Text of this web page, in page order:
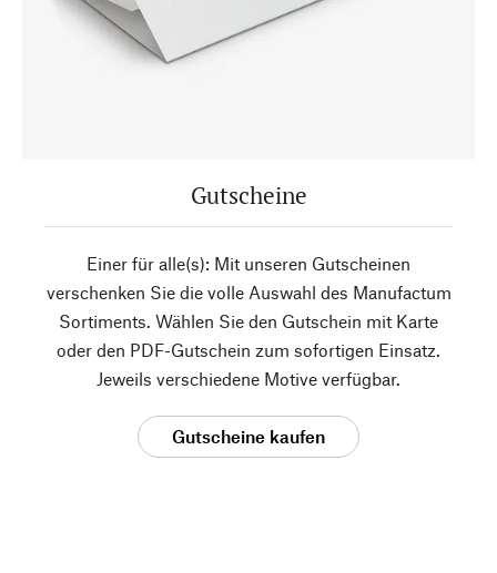
Gutscheine
Einer für alle(s): Mit unseren Gutscheinen
verschenken Sie die volle Auswahl des Manufactum
Sortiments. Wählen Sie den Gutschein mit Karte
oder den PDF-Gutschein zum sofortigen Einsatz.
Jeweils verschiedene Motive verfügbar.
Gutscheine kaufen